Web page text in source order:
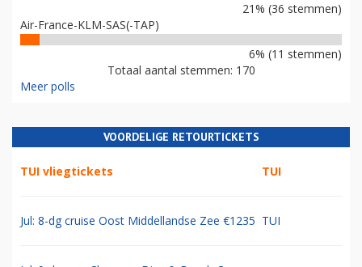
21% (36 stemmen)
Air-France-KLM-SAS(-TAP)
6% (11 stemmen)
Totaal aantal stemmen: 170
Meer polls
VOORDELIGE RETOURTICKETS
TUI vliegtickets TUI
Jul: 8-dg cruise Oost Middellandse Zee €1235 TUI